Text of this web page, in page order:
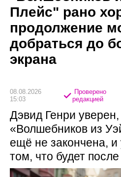
Плейс" рано
продолжение
добраться до
экрана
08.08.2026
15:03
Проверено
редакцией
Дэвид Генри
«Волшебников из
ещё не закончена,
том, что будет